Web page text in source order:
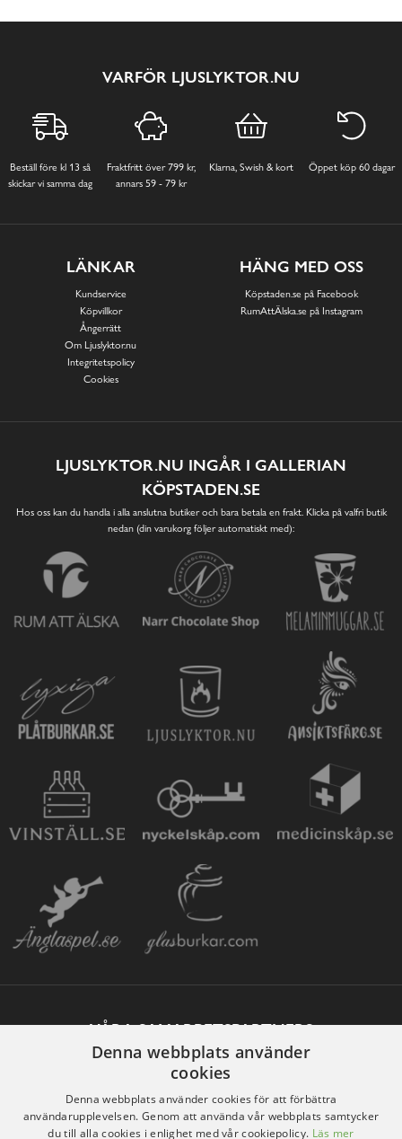
VARFÖR LJUSLYKTOR.NU
Beställ före kl 13 så
skickar vi samma dag
Fraktfritt över 799 kr,
annars 59 - 79 kr
Klarna, Swish & kort Öppet köp 60 dagar
LÄNKAR
Kundservice
Köpvillkor
Ångerrätt
Om Ljuslyktor.nu
Integritetspolicy
Cookies
HÄNG MED OSS
Köpstaden.se på Facebook
RumAttÄlska.se på Instagram
LJUSLYKTOR.NU INGÅR I GALLERIAN
KÖPSTADEN.SE
Hos oss kan du handla i alla anslutna butiker och bara betala en frakt. Klicka på valfri butik
nedan (din varukorg följer automatiskt med):
VÅRA SAMARBETSPARTNERS
Denna webbplats använder
cookies
Denna webbplats använder cookies för att förbättra
användarupplevelsen. Genom att använda vår webbplats samtycker
du till alla cookies i enlighet med vår cookiepolicy. Läs mer